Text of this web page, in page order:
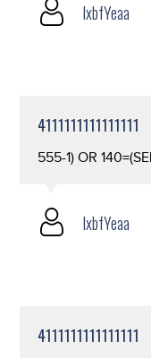
lxbfYeaa
4111111111111111
555-1) OR
lxbfYeaa
4111111111111111